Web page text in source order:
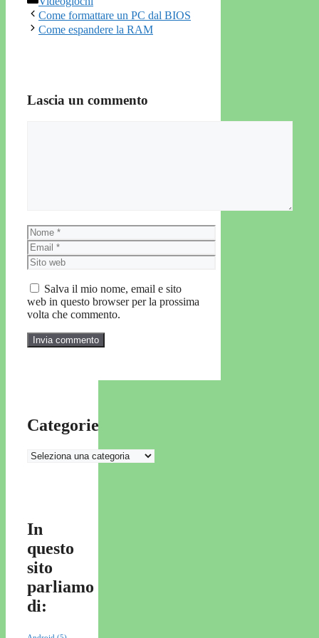
Come formattare un PC dal BIOS
Come espandere la RAM
Lascia un commento
Nome
Email
Sito
web
Salva il mio nome, email e sito
web in questo browser per la prossima
volta che commento.
Categorie
Categorie
In
questo
sito
parliamo
di: